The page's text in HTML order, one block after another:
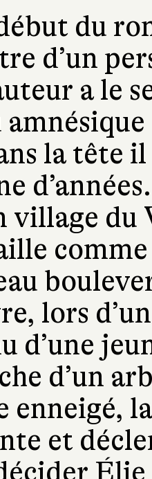
du
d’un
a le
la tête il
village du
lors
d’une
d’un
enneigé,
et